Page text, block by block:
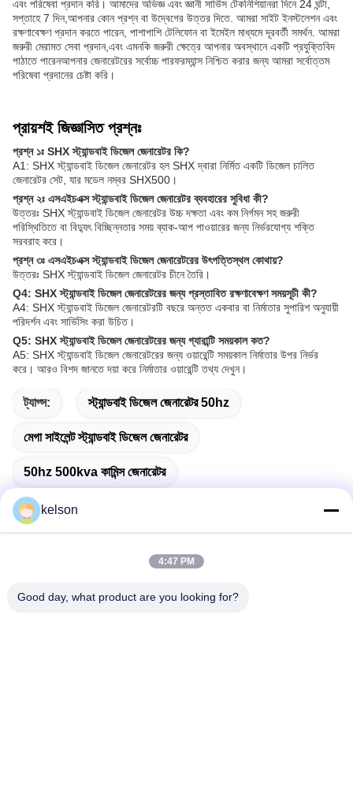
এবং পরিষেবা প্রদান করি। আমাদের অভিজ্ঞ এবং জ্ঞানী সার্ভিস টেকনিশিয়ানরা দিনে 24 ঘন্টা,
সপ্তাহে 7 দিন,আপনার কোন প্রশ্ন বা উদ্বেগের উত্তর দিতে. আমরা সাইট ইনস্টলেশন এবং
রক্ষণাবেক্ষণ প্রদান করতে পারেন, পাশাপাশি টেলিফোন বা ইমেইল মাধ্যমে দূরবর্তী সমর্থন. আমরা
জরুরী মেরামত সেবা প্রদান,এবং এমনকি জরুরী ক্ষেত্রে আপনার অবস্থানে একটি প্রযুক্তিবিদ
পাঠাতে পারেনআপনার জেনারেটরের সর্বোচ্চ পারফরম্যান্স নিশ্চিত করার জন্য আমরা সর্বোত্তম
পরিষেবা প্রদানের চেষ্টা করি।
প্রায়শই জিজ্ঞাসিত প্রশ্নঃ
প্রশ্ন ১ঃ SHX স্ট্যান্ডবাই ডিজেল জেনারেটর কি?
A1: SHX স্ট্যান্ডবাই ডিজেল জেনারেটর হল SHX দ্বারা নির্মিত একটি ডিজেল চালিত
জেনারেটর সেট, যার মডেল নম্বর SHX500।
প্রশ্ন ২ঃ এসএইচএক্স স্ট্যান্ডবাই ডিজেল জেনারেটর ব্যবহারের সুবিধা কী?
উত্তরঃ SHX স্ট্যান্ডবাই ডিজেল জেনারেটর উচ্চ দক্ষতা এবং কম নির্গমন সহ জরুরী
পরিস্থিতিতে বা বিদ্যুৎ বিচ্ছিন্নতার সময় ব্যাক-আপ পাওয়ারের জন্য নির্ভরযোগ্য শক্তি
সরবরাহ করে।
প্রশ্ন ৩ঃ এসএইচএক্স স্ট্যান্ডবাই ডিজেল জেনারেটরের উৎপত্তিস্থল কোথায়?
উত্তরঃ SHX স্ট্যান্ডবাই ডিজেল জেনারেটর চীনে তৈরি।
Q4: SHX স্ট্যান্ডবাই ডিজেল জেনারেটরের জন্য প্রস্তাবিত রক্ষণাবেক্ষণ সময়সূচী কী?
A4: SHX স্ট্যান্ডবাই ডিজেল জেনারেটরটি বছরে অন্তত একবার বা নির্মাতার সুপারিশ অনুযায়ী
পরিদর্শন এবং সার্ভিসিং করা উচিত।
Q5: SHX স্ট্যান্ডবাই ডিজেল জেনারেটরের জন্য গ্যারান্টি সময়কাল কত?
A5: SHX স্ট্যান্ডবাই ডিজেল জেনারেটরের জন্য ওয়ারেন্টি সময়কাল নির্মাতার উপর নির্ভর
করে। আরও বিশদ জানতে দয়া করে নির্মাতার ওয়ারেন্টি তথ্য দেখুন।
ট্যাগ্স: স্ট্যান্ডবাই ডিজেল জেনারেটর 50hz
মেগা সাইলেন্ট স্ট্যান্ডবাই ডিজেল জেনারেটর
50hz 500kva কামিন্স জেনারেটর
ঠিকানা
kelson
4:47 PM
Good day, what product are you looking for?